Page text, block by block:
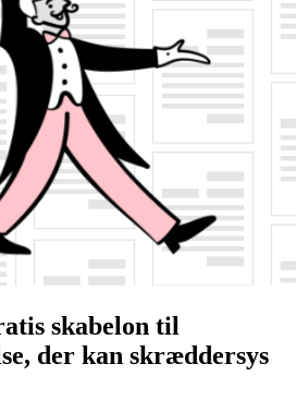
skabelon til
der kan skræddersys